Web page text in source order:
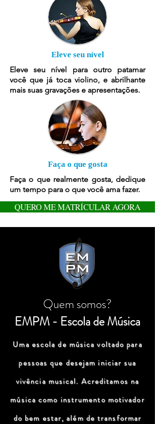
Eleve seu nível
Eleve seu nível para outro patamar
você que já toca violino, e abrilhante
mais suas gravações e apresentações.
Faça o que gosta
Faça o que realmente gosta, dedique
um tempo para o que você ama fazer.
QUERO ME MATRÍCULAR AGORA
Quem somos?
EMPM - Escola de Música
Uma escola de música voltado para
pessoas que desejam iniciar sua
vivência musical. Acreditamos na
música como instrumento motivador
do bem estar, além de transformar